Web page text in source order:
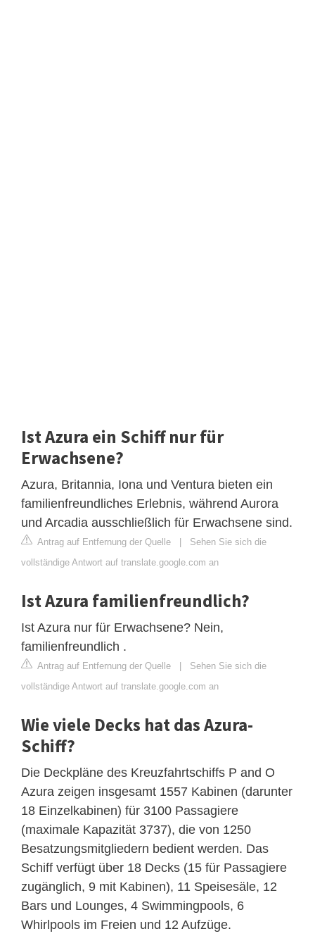
Ist Azura ein Schiff nur für
Erwachsene?
Azura, Britannia, Iona und Ventura bieten ein
familienfreundliches Erlebnis, während Aurora
und Arcadia ausschließlich für Erwachsene sind.
Antrag auf Entfernung der Quelle | Sehen Sie sich die
vollständige Antwort auf translate.google.com an
Ist Azura familienfreundlich?
Ist Azura nur für Erwachsene? Nein,
familienfreundlich .
Antrag auf Entfernung der Quelle | Sehen Sie sich die
vollständige Antwort auf translate.google.com an
Wie viele Decks hat das Azura-
Schiff?
Die Deckpläne des Kreuzfahrtschiffs P and O
Azura zeigen insgesamt 1557 Kabinen (darunter
18 Einzelkabinen) für 3100 Passagiere
(maximale Kapazität 3737), die von 1250
Besatzungsmitgliedern bedient werden. Das
Schiff verfügt über 18 Decks (15 für Passagiere
zugänglich, 9 mit Kabinen), 11 Speisesäle, 12
Bars und Lounges, 4 Swimmingpools, 6
Whirlpools im Freien und 12 Aufzüge.